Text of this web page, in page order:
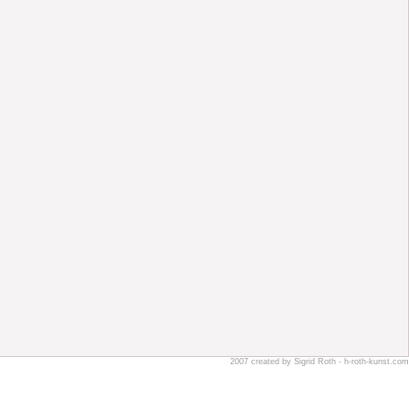
2007 created by Sigrid Roth - h-roth-kunst.com